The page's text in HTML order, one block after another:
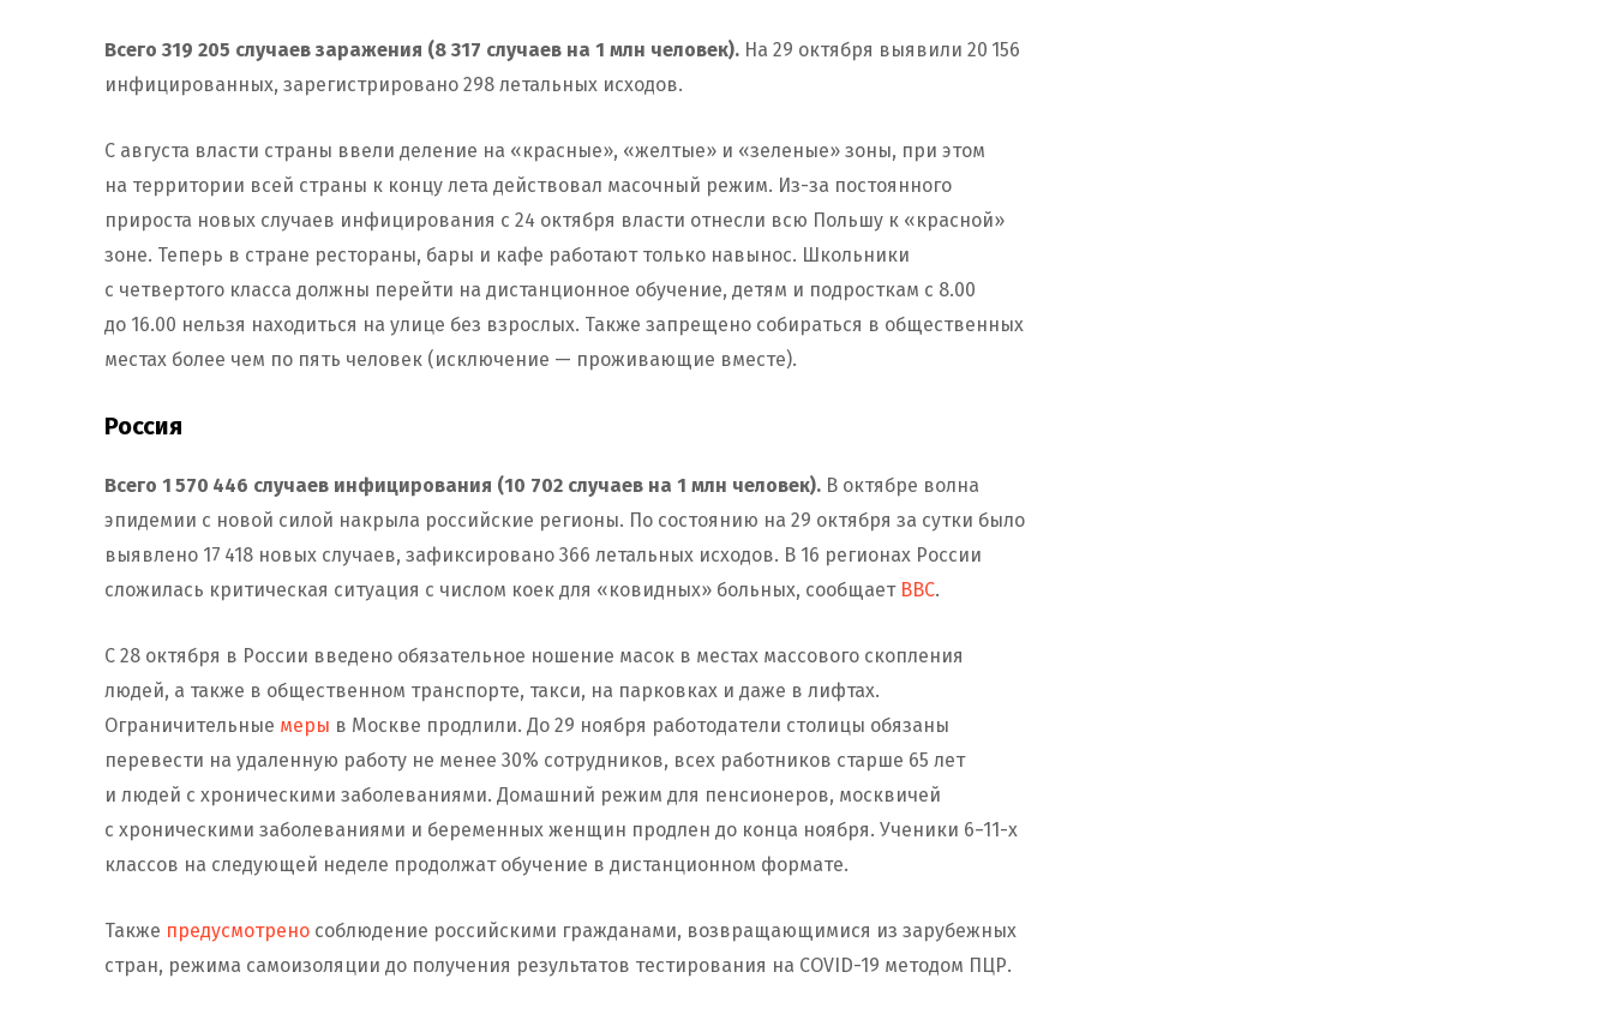
Всего 319 205 случаев заражения (8 317 случаев на 1 млн человек). На 29 октября выявили 20 156
инфицированных, зарегистрировано 298 летальных исходов.
С августа власти страны ввели деление на «красные», «желтые» и «зеленые» зоны, при этом
на территории всей страны к концу лета действовал масочный режим. Из-за постоянного
прироста новых случаев инфицирования с 24 октября власти отнесли всю Польшу к «красной»
зоне. Теперь в стране рестораны, бары и кафе работают только навынос. Школьники
с четвертого класса должны перейти на дистанционное обучение, детям и подросткам с 8.00
до 16.00 нельзя находиться на улице без взрослых. Также запрещено собираться в общественных
местах более чем по пять человек (исключение — проживающие вместе).
Россия
Всего 1 570 446 случаев инфицирования (10 702 случаев на 1 млн человек). В октябре волна
эпидемии с новой силой накрыла российские регионы. По состоянию на 29 октября за сутки было
выявлено 17 418 новых случаев, зафиксировано 366 летальных исходов. В 16 регионах России
сложилась критическая ситуация с числом коек для «ковидных» больных, сообщает BBC.
С 28 октября в России введено обязательное ношение масок в местах массового скопления
людей, а также в общественном транспорте, такси, на парковках и даже в лифтах.
Ограничительные меры в Москве продлили. До 29 ноября работодатели столицы обязаны
перевести на удаленную работу не менее 30% сотрудников, всех работников старше 65 лет
и людей с хроническими заболеваниями. Домашний режим для пенсионеров, москвичей
с хроническими заболеваниями и беременных женщин продлен до конца ноября. Ученики 6−11-х
классов на следующей неделе продолжат обучение в дистанционном формате.
Также предусмотрено соблюдение российскими гражданами, возвращающимися из зарубежных
стран, режима самоизоляции до получения результатов тестирования на COVID-19 методом ПЦР.